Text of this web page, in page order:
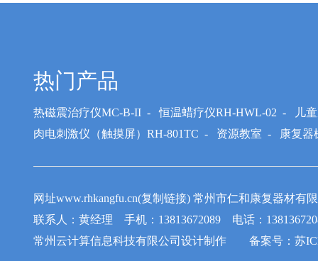
热门产品
热磁震治疗仪MC-B-II-恒温蜡疗仪RH-HWL-02 -
儿
肉电刺激仪（触摸屏）RH-801TC - 资源教室 - 康复器
网址www.rhkangfu.cn(复制链接) 常州市仁和康复器材
联系人：黄经理 手机：13813672089 电话：
常州云计算信息科技有限公司 设计制作 备案号： 苏